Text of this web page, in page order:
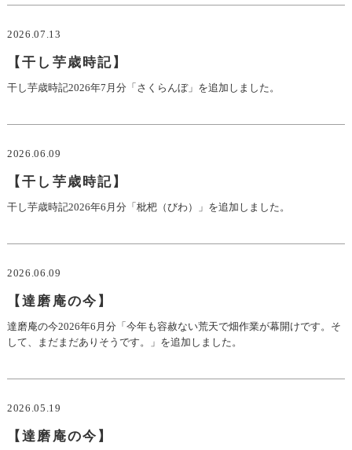
2026.07.13
【干し芋歳時記】
干し芋歳時記2026年7月分「さくらんぼ」を追加しました。
2026.06.09
【干し芋歳時記】
干し芋歳時記2026年6月分「枇杷（びわ）」を追加しました。
2026.06.09
【達磨庵の今】
達磨庵の今2026年6月分「今年も容赦ない荒天で畑作業が幕開けです。そ
して、まだまだありそうです。」を追加しました。
2026.05.19
【達磨庵の今】